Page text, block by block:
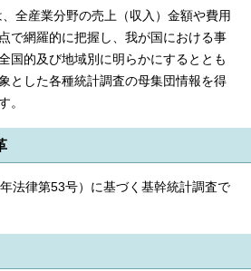
全産業分野の売上（収入）金額や費用
で網羅的に把握し、我が国における事
国的及び地域別に明らかにするととも
とした各種統計調査の母集団情報を得
。
法律第53号）に基づく基幹統計調査で